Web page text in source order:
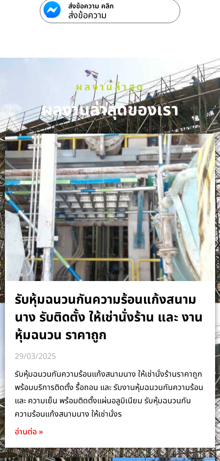
ส่งข้อความ คลิก
ส่งข้อความ
ผลงานล่าสุด
ผลงานล่าสุดของเรา
รับหุ้มฉนวนกันความร้อนแก้งสนาม
นาง รับติดตั้ง ให้เช่านั่งร้าน และ งาน
หุ้มฉนวน ราคาถูก
29/03/2025
รับหุ้มฉนวนกันความร้อนแก้งสนามนาง ให้เช่านั่งร้านราคาถูก
พร้อมบริการติดตั้ง รื้อถอน และ รับงานหุ้มฉนวนกันความร้อน
และ ความเย็น พร้อมติดตั้งแผ่นอลูมิเนียม รับหุ้มฉนวนกัน
ความร้อนแก้งสนามนาง ให้เช่านั่งร
อ่านต่อ »